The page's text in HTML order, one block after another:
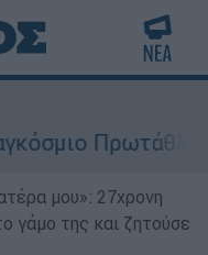
Στίβου Κ20
μου»: 27χρονη
γάμο της και ζητούσε